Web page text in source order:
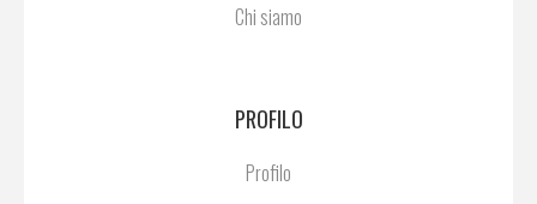
Chi siamo
PROFILO
Profilo